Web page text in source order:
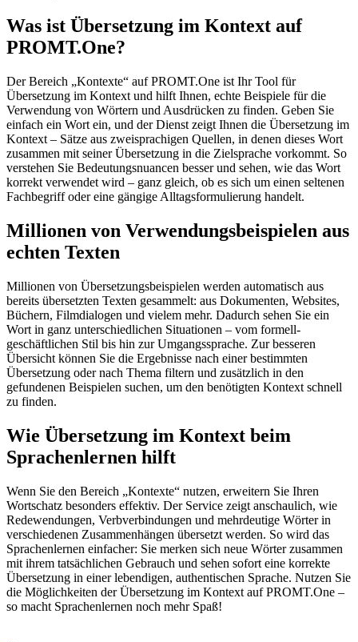
Was ist Übersetzung im Kontext auf
PROMT.One?
Der Bereich „Kontexte“ auf PROMT.One ist Ihr Tool für
Übersetzung im Kontext und hilft Ihnen, echte Beispiele für die
Verwendung von Wörtern und Ausdrücken zu finden. Geben Sie
einfach ein Wort ein, und der Dienst zeigt Ihnen die Übersetzung im
Kontext – Sätze aus zweisprachigen Quellen, in denen dieses Wort
zusammen mit seiner Übersetzung in die Zielsprache vorkommt. So
verstehen Sie Bedeutungsnuancen besser und sehen, wie das Wort
korrekt verwendet wird – ganz gleich, ob es sich um einen seltenen
Fachbegriff oder eine gängige Alltagsformulierung handelt.
Millionen von Verwendungsbeispielen aus
echten Texten
Millionen von Übersetzungsbeispielen werden automatisch aus
bereits übersetzten Texten gesammelt: aus Dokumenten, Websites,
Büchern, Filmdialogen und vielem mehr. Dadurch sehen Sie ein
Wort in ganz unterschiedlichen Situationen – vom formell-
geschäftlichen Stil bis hin zur Umgangssprache. Zur besseren
Übersicht können Sie die Ergebnisse nach einer bestimmten
Übersetzung oder nach Thema filtern und zusätzlich in den
gefundenen Beispielen suchen, um den benötigten Kontext schnell
zu finden.
Wie Übersetzung im Kontext beim
Sprachenlernen hilft
Wenn Sie den Bereich „Kontexte“ nutzen, erweitern Sie Ihren
Wortschatz besonders effektiv. Der Service zeigt anschaulich, wie
Redewendungen, Verbverbindungen und mehrdeutige Wörter in
verschiedenen Zusammenhängen übersetzt werden. So wird das
Sprachenlernen einfacher: Sie merken sich neue Wörter zusammen
mit ihrem tatsächlichen Gebrauch und sehen sofort eine korrekte
Übersetzung in einer lebendigen, authentischen Sprache. Nutzen Sie
die Möglichkeiten der Übersetzung im Kontext auf PROMT.One –
so macht Sprachenlernen noch mehr Spaß!